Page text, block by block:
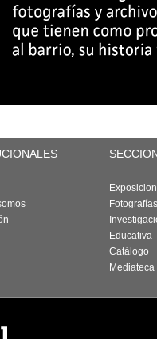
Educativa
Catálogo
Mediateca